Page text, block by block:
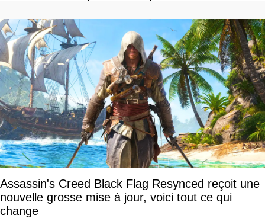
Assassin's Creed Black Flag Resynced reçoit une
nouvelle grosse mise à jour, voici tout ce qui
change